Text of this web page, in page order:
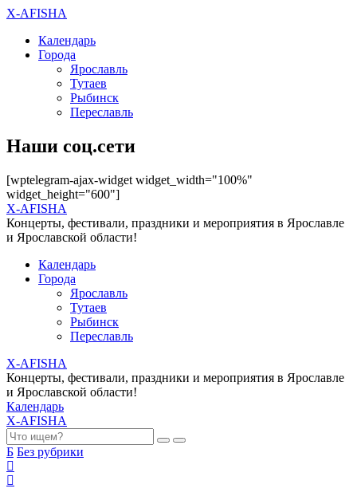
X-AFISHA
Календарь
Города
Ярославль
Тутаев
Рыбинск
Переславль
Наши соц.сети
[wptelegram-ajax-widget widget_width="100%"
widget_height="600"]
X-AFISHA
Концерты, фестивали, праздники и мероприятия в Ярославле
и Ярославской области!
Календарь
Города
Ярославль
Тутаев
Рыбинск
Переславль
X-AFISHA
Концерты, фестивали, праздники и мероприятия в Ярославле
и Ярославской области!
Календарь
X-AFISHA
Б Без рубрики